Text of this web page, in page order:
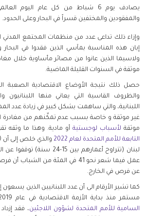
يصادف يوم 6 شباط من كل عام اليوم
والمفقودين والمختفين قسراً في البحار وعلى الحدود.
وإزاء ذلك تداعى عدد من منظمات المجتمع المدني
إبان هذه المناسبة بمآسي الذين فقدوا في البحار
ولاسيما الذين عانوا من مصائر مأساوية خلال
موثقة في السنوات القليلة الماضية.
حصل ذلك نتيجة الأوضاع الاقتصادية الصعبة
والظروف القاسية التي يعاني منها اللبنانيون
اللبنانية، والتي ساهمت بشكل كبير في زيادة عدد
غير موثقة و خاصة بسبب عدم تمكّنهم من مغادرة
موثقة لأسباب لوجستية أو مادية. وهذا ما وثقه
التابعة للأمم المتحدة لعام
لبنان (تتراوح أعمارهم بين
عمل فيما شعر نحو 41 في المئة من
عن فرص في الخارج.
كما تشير الأرقام الى أن عدد اللبنانيين الذين يسعون
مستمر منذ بداية الأزمة الاقتصادية في عام 2019 . وبحسب
السامية للأمم المتحدة لشؤون اللاجئين، فقد